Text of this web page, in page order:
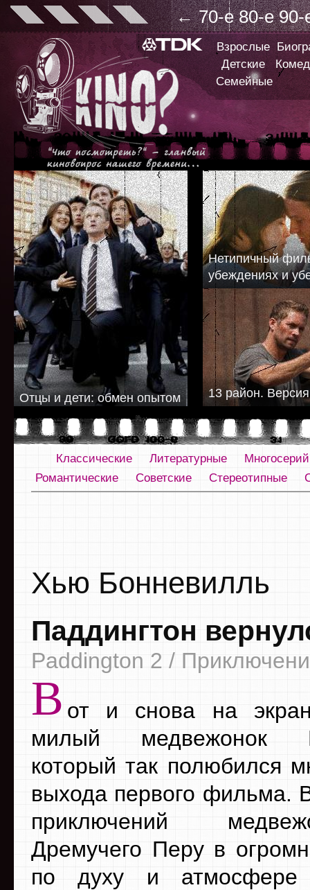
← 70-е 80-е 90-
Взрослые
Детские
Семейные
Отцы и дети: обмен опытом
Нетипичный
убеждениях и
13 район.
Классические Литературные
Романтические
Советские Стереотипные
Хью Бонневилль
Паддингтон
Paddington 2 /
В от и снова на
милый медвежонок
который так полюбился
выхода первого фильма.
приключений
Дремучего Перу в
по духу и атмосфере